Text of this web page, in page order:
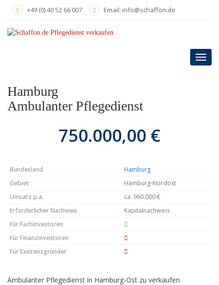
content
+49 (0) 40 52 66 007 Email: info@schaffon.de
Hamburg
Ambulanter Pflegedienst
750.000,00 €
Bundesland
Hamburg
Gebiet
Hamburg-Nordost
Umsatz p.a.
ca. 960.000 €
Erforderlicher Nachweis
Kapitalnachweis
Für Fachinvestoren
Für Finanzinvestoren
Für Existenzgründer
Ambulanter Pflegedienst in Hamburg-Ost zu verkaufen.